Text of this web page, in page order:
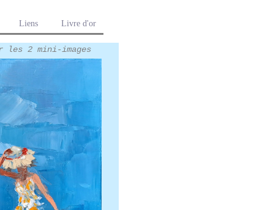
Liens Livre d'or
les 2 mini-images